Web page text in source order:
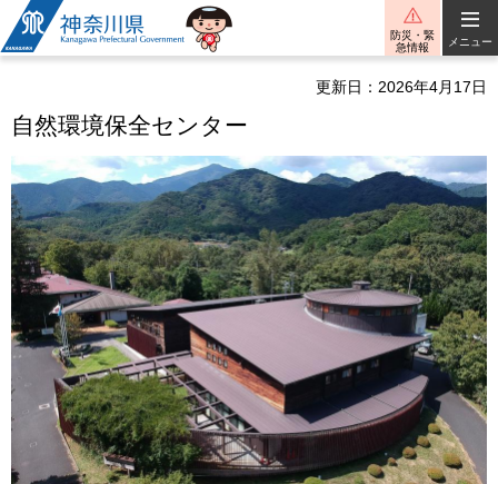
神奈川県
防災・緊
急情報
メニュー
更新日：2026年4月17日
自然環境保全センター